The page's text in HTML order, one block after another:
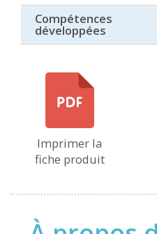
Compétences
développées
Imprimer la
fiche produit